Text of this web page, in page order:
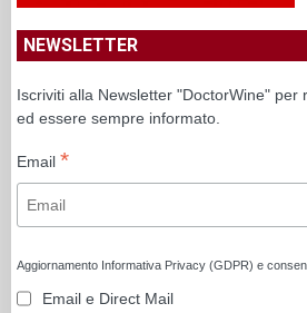
NEWSLETTER
Iscriviti alla Newsletter "DoctorWine" per
ed essere sempre informato.
Email *
Aggiornamento Informativa Privacy (GDPR) e
Email e Direct Mail